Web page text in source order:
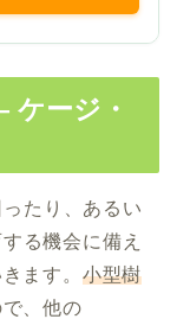
ケージ・
たり、あるい
る機会に備え
ます。 小型樹
、他の